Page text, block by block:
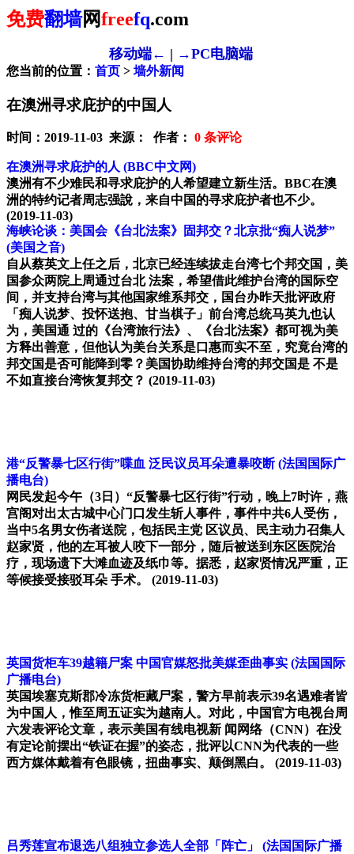
免费翻墙网freefq.com
移动端← | →PC电脑端
您当前的位置： 首页 > 墙外新闻
在澳洲寻求庇护的中国人
时间：2019-11-03 来源： 作者： 0 条评论
在澳洲寻求庇护的人 (BBC中文网)
澳洲有不少难民和寻求庇护的人希望建立新生活。BBC在澳
洲的特约记者周志强說，来自中国的寻求庇护者也不少。
(2019-11-03)
海峡论谈：美国会《台北法案》固邦交？北京批“痴人说梦”
(美国之音)
自从蔡英文上任之后，北京已经连续拔走台湾七个邦交国，美
国参众两院上周通过台北 法案，希望借此维护台湾的国际空
间，并支持台湾与其他国家维系邦交，国台办昨天批评政府
「痴人说梦、投怀送抱、甘当棋子」前台湾总统马英九也认
为，美国通 过的《台湾旅行法》、《台北法案》都可视为美
方释出善意，但他认为美台关系是口惠而实不至，究竟台湾的
邦交国是否可能降到零？美国协助维持台湾的邦交国是 不是
不如直接台湾恢复邦交？ (2019-11-03)
港“反警暴七区行街”喋血 泛民议员耳朵遭暴咬断 (法国国际广
播电台)
网民发起今午（3日）“反警暴七区行街”行动，晚上7时许，燕
宫阁对出太古城中心门口发生斩人事件，事件中共6人受伤，
当中5名男女伤者送院，包括民主党 区议员、民主动力召集人
赵家贤，他的左耳被人咬下一部分，随后被送到东区医院治
疗，现场遗下大滩血迹及纸巾等。据悉，赵家贤情况严重，正
等候接受接驳耳朵 手术。 (2019-11-03)
英国货柜车39越籍尸案 中国官媒怒批美媒歪曲事实 (法国国际
广播电台)
英国埃塞克斯郡冷冻货柜藏尸案，警方早前表示39名遇难者皆
为中国人，惟至周五证实为越南人。对此，中国官方电视台周
六发表评论文章，表示美国有线电视新 闻网络（CNN）在没
有定论前摆出“铁证在握”的姿态，批评以CNN为代表的一些
西方媒体戴着有色眼镜，扭曲事实、颠倒黑白。 (2019-11-03)
吕秀莲宣布退选八组独立参选人全部「阵亡」
(法国国际广播